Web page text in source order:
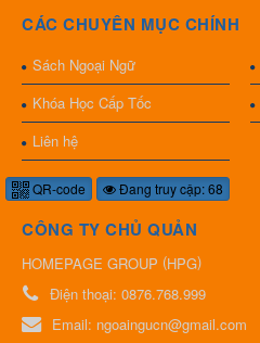
CÁC CHUYÊN MỤC CHÍNH
Sách Ngoại Ngữ
Khóa Học Cấp Tốc
Liên hệ
QR-code Đang truy cập: 68
CÔNG TY CHỦ QUẢN
HOMEPAGE GROUP (HPG)
Điện thoại: 0876.768.999
Email: ngoaingucn@gmail.com